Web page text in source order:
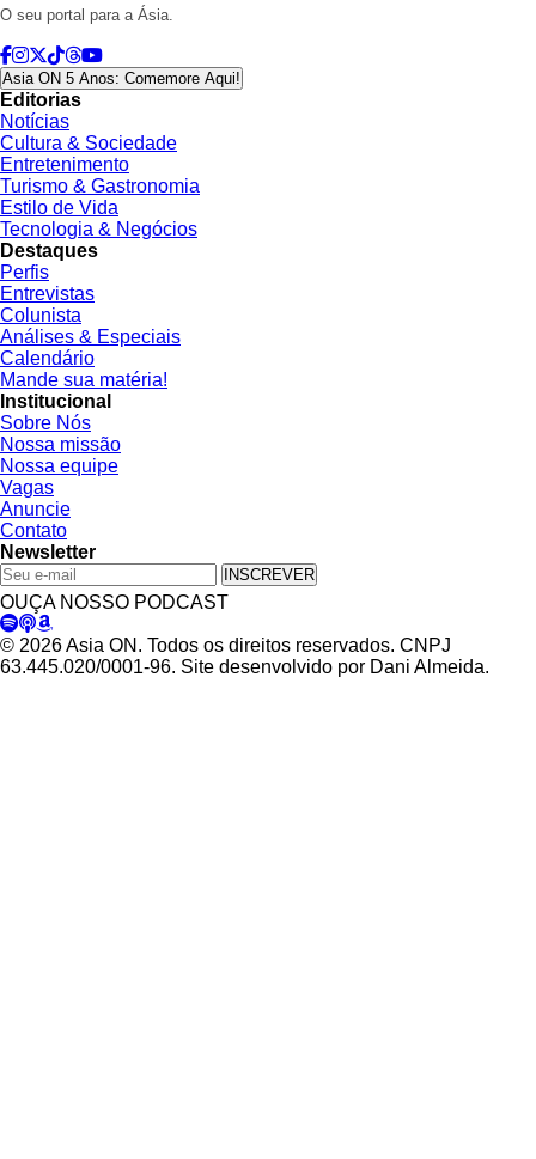
O seu portal para a Ásia.
Asia ON 5 Anos: Comemore Aqui!
Editorias
Notícias
Cultura & Sociedade
Entretenimento
Turismo & Gastronomia
Estilo de Vida
Tecnologia & Negócios
Destaques
Perfis
Entrevistas
Colunista
Análises & Especiais
Calendário
Mande sua matéria!
Institucional
Sobre Nós
Nossa missão
Nossa equipe
Vagas
Anuncie
Contato
Newsletter
INSCREVER
OUÇA NOSSO PODCAST
© 2026 Asia ON. Todos os direitos reservados. CNPJ
63.445.020/0001-96. Site desenvolvido por Dani Almeida.